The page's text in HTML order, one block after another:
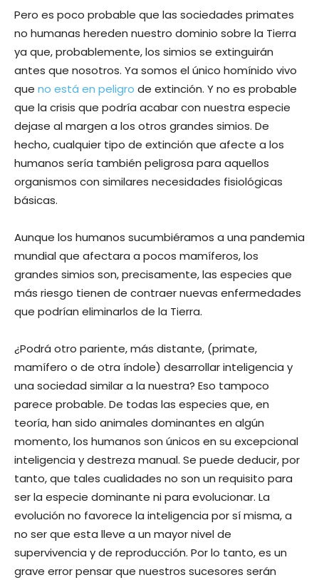
Pero es poco probable que las sociedades primates
no humanas hereden nuestro dominio sobre la Tierra
ya que, probablemente, los simios se extinguirán
antes que nosotros. Ya somos el único homínido vivo
que no está en peligro de extinción. Y no es probable
que la crisis que podría acabar con nuestra especie
dejase al margen a los otros grandes simios. De
hecho, cualquier tipo de extinción que afecte a los
humanos sería también peligrosa para aquellos
organismos con similares necesidades fisiológicas
básicas.
Aunque los humanos sucumbiéramos a una pandemia
mundial que afectara a pocos mamíferos, los
grandes simios son, precisamente, las especies que
más riesgo tienen de contraer nuevas enfermedades
que podrían eliminarlos de la Tierra.
¿Podrá otro pariente, más distante, (primate,
mamífero o de otra índole) desarrollar inteligencia y
una sociedad similar a la nuestra? Eso tampoco
parece probable. De todas las especies que, en
teoría, han sido animales dominantes en algún
momento, los humanos son únicos en su excepcional
inteligencia y destreza manual. Se puede deducir, por
tanto, que tales cualidades no son un requisito para
ser la especie dominante ni para evolucionar. La
evolución no favorece la inteligencia por sí misma, a
no ser que esta lleve a un mayor nivel de
supervivencia y de reproducción. Por lo tanto, es un
grave error pensar que nuestros sucesores serán